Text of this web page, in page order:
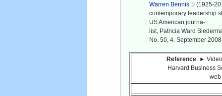
Warren Bennis
(1925-
contemporary leadership
US American journa-
list, Patricia Ward
No. 50, 4. September 2008
Reference: ►
Harvard Business